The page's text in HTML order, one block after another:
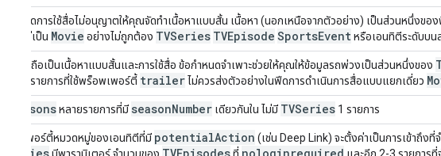
ข้อกำหนดการใช้สื่อไม่อนุญาตให้คุณจัดทำเนื้อหาแบบสั้น เนื้อหา (นอกเหนือจากตัวอย่าง) เป็นส่วนหนึ่งขอ
หมวดหมู่เป็น Movie อย่างไม่ถูกต้อง TVSeries TVEpisode SportsEventหรือเอนทิตีระดับบน
ตัวอย่างถือเป็นเนื้อหาแบบสั้นและการใช้สื่อ ข้อกำหนดจำเพาะช่วยให้คุณให้ข้อมูลรถพ่วงเป็นส่วนหนึ่งของ
รายการที่ใช้พร็อพเพอร์ตี้ trailer ไม่ควรส่งตัวอย่างในฟีดการดำเนินการสื่อแบบแยกเดี่ยว
TVSeasonsหลายรายการที่มี seasonNumber เดียวกันใน ไม่มี TVSeries 1 รายการ
พร็อพเพอร์ตี้หมวดหมู่ของเอนทิตีที่มี potentialAction (เช่น Deep Link) จะตั้งค่าเป็นการเข้าถึง